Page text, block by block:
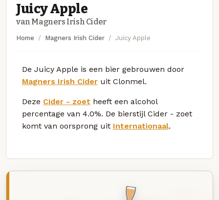
Juicy Apple
van Magners Irish Cider
Home Magners Irish Cider Juicy Apple
De Juicy Apple is een bier gebrouwen door
Magners Irish Cider uit Clonmel.
Deze Cider - zoet heeft een alcohol
percentage van 4.0%. De bierstijl Cider - zoet
komt van oorsprong uit Internationaal.